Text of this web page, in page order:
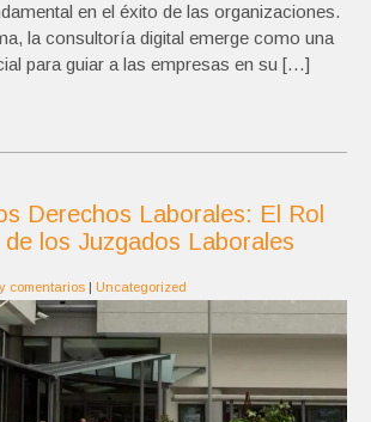
en el éxito de las organizaciones.
la consultoría digital emerge como una
para guiar a las empresas en su […]
Derechos Laborales: El Rol
de los Juzgados Laborales
comentarios | Uncategorized